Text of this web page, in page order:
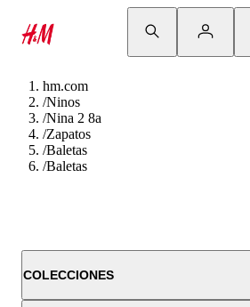
hm.com
/Ninos
/Nina 2 8a
/Zapatos
/Baletas
/Baletas
COLECCIONES